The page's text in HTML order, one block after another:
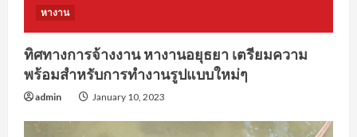
หางาน
ทิศทางการจ้างงาน หางานอยุธยา เตรียมความ
พร้อมสำหรับการทำงานรูปแบบใหม่ๆ
admin January 10, 2023